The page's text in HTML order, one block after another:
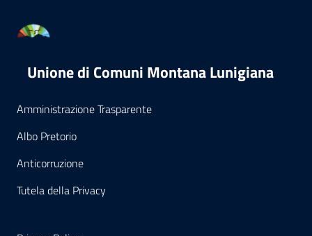
Unione di Comuni Montana Lunigiana
Amministrazione Trasparente
Albo Pretorio
Anticorruzione
Tutela della Privacy